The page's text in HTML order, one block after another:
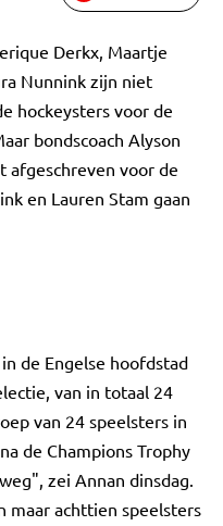
Derkx, Maartje
Nunnink zijn niet
hockeysters voor de
bondscoach Alyson
voor de
en Lauren Stam gaan
de Engelse hoofdstad
van in totaal 24
van 24 speelsters in
de Champions Trophy
zei Annan dinsdag.
maar achttien speelsters